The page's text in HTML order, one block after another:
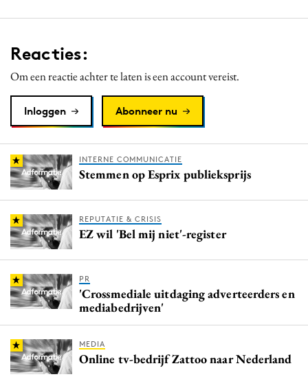
Reacties:
Om een reactie achter te laten is een account vereist.
Inloggen Abonneer nu
INTERNE COMMUNICATIE
Stemmen op Esprix publieksprijs
REPUTATIE & CRISIS
EZ wil 'Bel mij niet'-register
PR
'Crossmediale uitdaging adverteerders en
mediabedrijven'
MEDIA
Online tv-bedrijf Zattoo naar Nederland